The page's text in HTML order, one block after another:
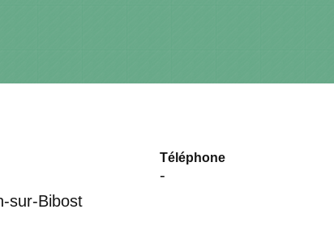
sur-Bibost
Téléphone
-